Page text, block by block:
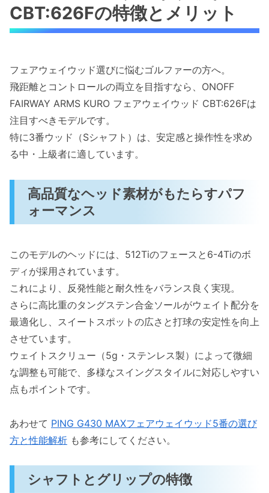
CBT:626Fの特徴とメリット
フェアウェイウッド選びに悩むゴルファーの方へ。
飛距離とコントロールの両立を目指すなら、ONOFF
FAIRWAY ARMS KURO フェアウェイウッド CBT:626Fは
注目すべきモデルです。
特に3番ウッド（Sシャフト）は、安定感と操作性を求め
る中・上級者に適しています。
高品質なヘッド素材がもたらすパフ
ォーマンス
このモデルのヘッドには、512Tiのフェースと6-4Tiのボ
ディが採用されています。
これにより、反発性能と耐久性をバランス良く実現。
さらに高比重のタングステン合金ソールがウェイト配分を
最適化し、スイートスポットの広さと打球の安定性を向上
させています。
ウェイトスクリュー（5g・ステンレス製）によって微細
な調整も可能で、多様なスイングスタイルに対応しやすい
点もポイントです。
あわせて PING G430 MAXフェアウェイウッド5番の選び
方と性能解析 も参考にしてください。
シャフトとグリップの特徴